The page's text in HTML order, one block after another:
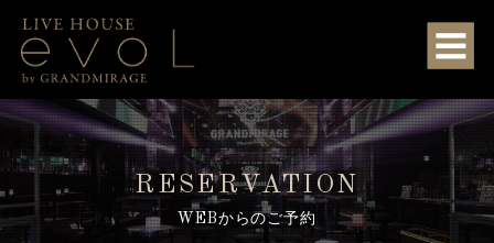
RESERVATION
WEBからのご予約